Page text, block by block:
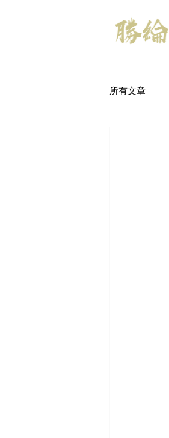
所有文章